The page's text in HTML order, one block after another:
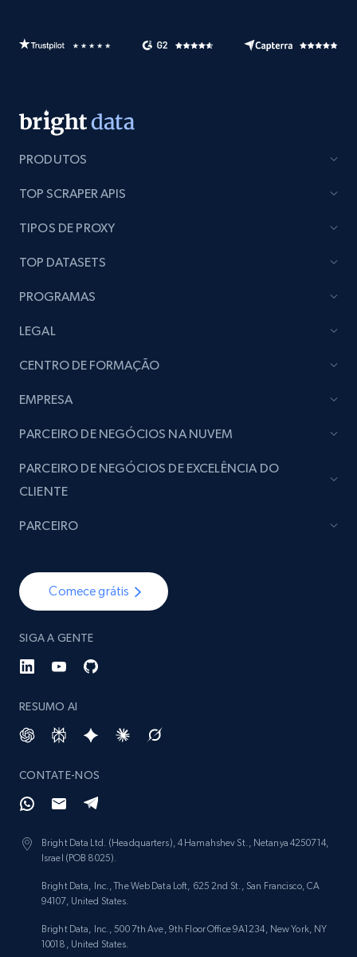
PRODUTOS
TOP SCRAPER APIS
TIPOS DE PROXY
TOP DATASETS
PROGRAMAS
LEGAL
CENTRO DE FORMAÇÃO
EMPRESA
Comece grátis
SIGA A GENTE
RESUMO AI
CONTATE-NOS
Bright Data Ltd. (Headquarters), 4 Hamahshev St., Netanya 4250714,
Israel (POB 8025).
Bright Data, Inc., The Web Data Loft, 625 2nd St., San Francisco, CA
94107, United States.
Bright Data, Inc., 500 7th Ave, 9th Floor Office 9A1234, New York, NY
10018, United States.
PARCEIRO DE NEGÓCIOS NA NUVEM
PARCEIRO DE NEGÓCIOS DE EXCELÊNCIA DO
CLIENTE
PARCEIRO